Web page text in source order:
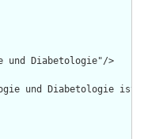
und Diabetologie"/>
und Diabetologie ist